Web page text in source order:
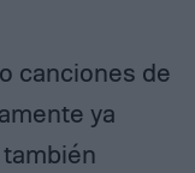
canciones de
ya